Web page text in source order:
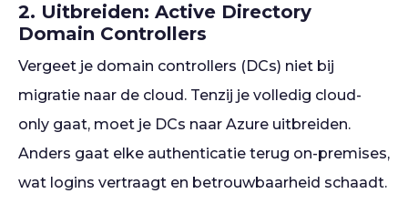
2. Uitbreiden: Active Directory
Domain Controllers
Vergeet je domain controllers (DCs) niet bij
migratie naar de cloud. Tenzij je volledig cloud-
only gaat, moet je DCs naar Azure uitbreiden.
Anders gaat elke authenticatie terug on-premises,
wat logins vertraagt en betrouwbaarheid schaadt.